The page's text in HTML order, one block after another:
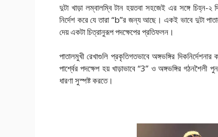
দুটা খাড়া লম্বালম্বি টান হয়তবা সহজেই এর সঙ্গে চিহ্ন-২
নির্দেশ করে যে তারা “b”র জন্য আছে। একই ভাবে দুটা
দেয় একটা চিত্রানুরূপ পদক্ষেপের প্রতিফলন।
পাতালমুখী রেখাগুলি প্রকৃতিগতভাবে অঙ্গভঙ্গির
পার্শ্বের পদক্ষেপ হয় খাড়াভাবে “3” ও অঙ্গভঙ্গির
ধারণা সুস্পষ্ট করতে।